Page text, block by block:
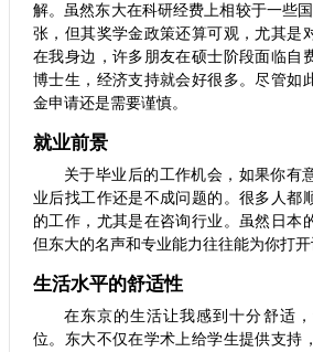
解。虽然东大在科研经费上相较于一些
张，但其奖学金政策还算可观，尤其是
在我身边，许多朋友在硕士阶段面临自
博士生，经济支持就会好很多。尽管如
金申请还是需要谨慎。
就业前景
关于毕业后的工作机会，如果你有
业后找工作还是不成问题的。很多人都
的工作，尤其是在咨询行业。虽然日本
但东大的名声和专业能力往往能为你打开
生活水平的舒适性
在东京的生活让我感到十分舒适
位。东大不仅在学术上给学生提供支持